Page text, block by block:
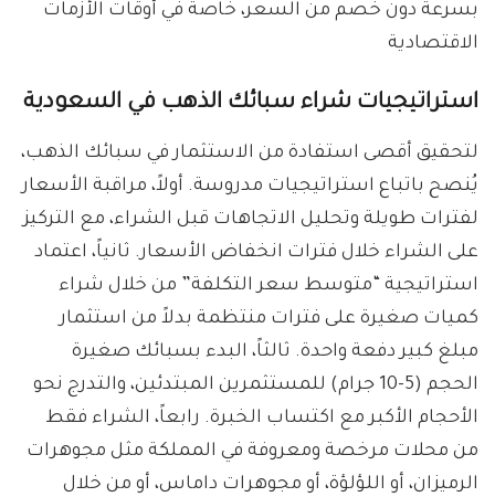
بسرعة دون خصم من السعر، خاصة في أوقات الأزمات
الاقتصادية
استراتيجيات شراء سبائك الذهب في السعودية
لتحقيق أقصى استفادة من الاستثمار في سبائك الذهب،
يُنصح باتباع استراتيجيات مدروسة. أولاً، مراقبة الأسعار
لفترات طويلة وتحليل الاتجاهات قبل الشراء، مع التركيز
على الشراء خلال فترات انخفاض الأسعار. ثانياً، اعتماد
استراتيجية “متوسط سعر التكلفة” من خلال شراء
كميات صغيرة على فترات منتظمة بدلاً من استثمار
مبلغ كبير دفعة واحدة. ثالثاً، البدء بسبائك صغيرة
الحجم (5-10 جرام) للمستثمرين المبتدئين، والتدرج نحو
الأحجام الأكبر مع اكتساب الخبرة. رابعاً، الشراء فقط
من محلات مرخصة ومعروفة في المملكة مثل مجوهرات
الرميزان، أو اللؤلؤة، أو مجوهرات داماس، أو من خلال